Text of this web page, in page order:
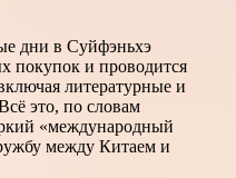
дни в Суйфэньхэ
покупок и проводится
литературные и
это, по словам
«международный
между Китаем и